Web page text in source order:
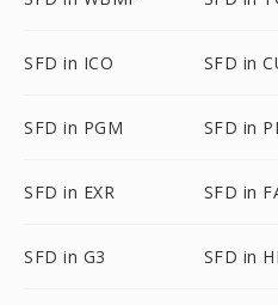
SFD in ICO SFD in
SFD in PGM SFD in
SFD in EXR SFD in
SFD in G3 SFD in